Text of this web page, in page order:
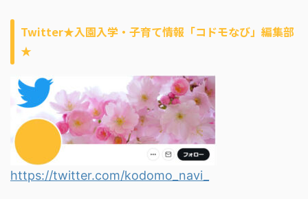
Twitter★入園入学・子育て情報「コドモなび」編集部
★
https://twitter.com/kodomo_navi_